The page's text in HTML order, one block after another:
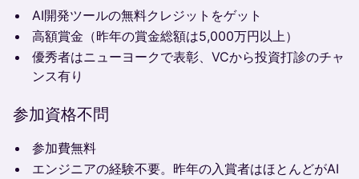
AI開発ツールの無料クレジットをゲット
高額賞金（昨年の賞金総額は5,000万円以上）
優秀者はニューヨークで表彰、VCから投資打診のチャ
ンス有り
参加資格不問
参加費無料
エンジニアの経験不要。昨年の入賞者はほとんどがAI